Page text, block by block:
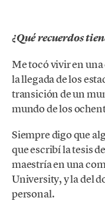
¿Qué recuerdos
Me tocó vivir en
la llegada de los
transición de un
mundo de los
Siempre digo que
que escribí la tesis
maestría en una
University, y la del
personal.